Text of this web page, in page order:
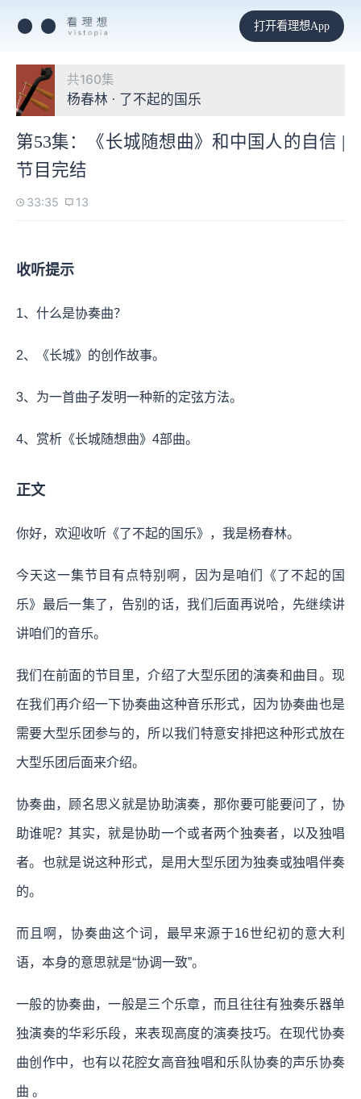
打开看理想App
共160集
杨春林 · 了不起的国乐
第53集：《长城随想曲》和中国人的自信 |
节目完结
33:35 13
收听提示
1、什么是协奏曲？
2、《长城》的创作故事。
3、为一首曲子发明一种新的定弦方法。
4、赏析《长城随想曲》4部曲。
正文
你好，欢迎收听《了不起的国乐》，我是杨春林。
今天这一集节目有点特别啊，因为是咱们《了不起的国
乐》最后一集了，告别的话，我们后面再说哈，先继续讲
讲咱们的音乐。
我们在前面的节目里，介绍了大型乐团的演奏和曲目。现
在我们再介绍一下协奏曲这种音乐形式，因为协奏曲也是
需要大型乐团参与的，所以我们特意安排把这种形式放在
大型乐团后面来介绍。
协奏曲，顾名思义就是协助演奏，那你要可能要问了，协
助谁呢？其实，就是协助一个或者两个独奏者，以及独唱
者。也就是说这种形式，是用大型乐团为独奏或独唱伴奏
的。
而且啊，协奏曲这个词，最早来源于16世纪初的意大利
语，本身的意思就是“协调一致”。
一般的协奏曲，一般是三个乐章，而且往往有独奏乐器单
独演奏的华彩乐段，来表现高度的演奏技巧。在现代协奏
曲创作中，也有以花腔女高音独唱和乐队协奏的声乐协奏
曲 。